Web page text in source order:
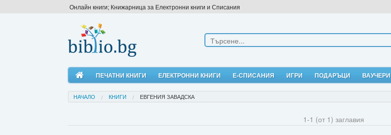
Онлайн книги; Книжарница за Електронни книги и Списания
ПЕЧАТНИ КНИГИ ЕЛЕКТРОННИ КНИГИ Е-СПИСАНИЯ ИГРИ ПОДАРЪЦИ ВАУЧЕРИ
НАЧАЛО КНИГИ ЕВГЕНИЯ ЗАВАДСКА
1-1 (от 1) заглавия